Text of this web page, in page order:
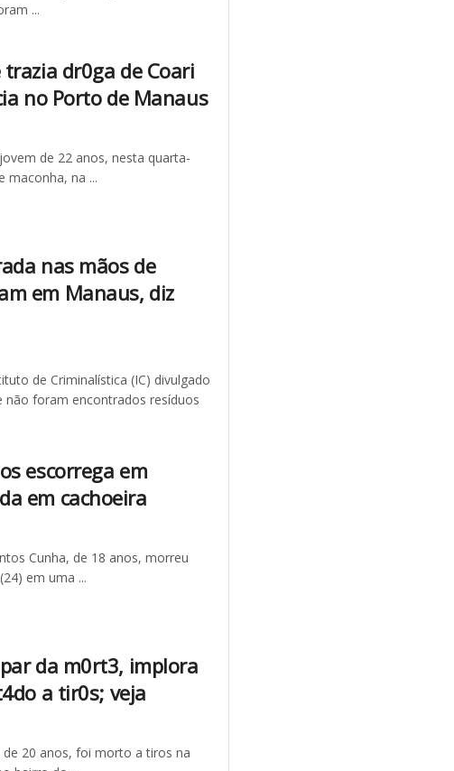
...
trazia dr0ga de Coari
no Porto de Manaus
de 22 anos, nesta quarta-
maconha, na ...
nas mãos de
em Manaus, diz
de Criminalística (IC) divulgado
não foram encontrados resíduos
escorrega em
em cachoeira
Cunha, de 18 anos, morreu
em uma ...
da m0rt3, implora
a tir0s; veja
de 20 anos, foi morto a tiros na